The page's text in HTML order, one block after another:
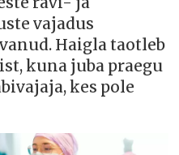
vajadus
Haigla taotleb
kuna juba praegu
kes pole